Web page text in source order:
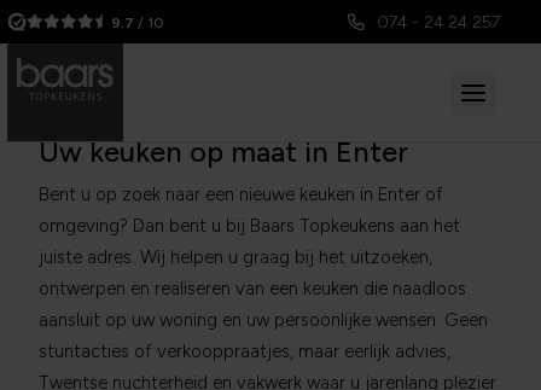
9.7 / 10 074 - 24 24 257
Uw keuken op maat in Enter
Bent u op zoek naar een nieuwe keuken in Enter of
omgeving? Dan bent u bij Baars Topkeukens aan het
juiste adres. Wij helpen u graag bij het uitzoeken,
ontwerpen en realiseren van een keuken die naadloos
aansluit op uw woning en uw persoonlijke wensen. Geen
stuntacties of verkooppraatjes, maar eerlijk advies,
Twentse nuchterheid en vakwerk waar u jarenlang plezier